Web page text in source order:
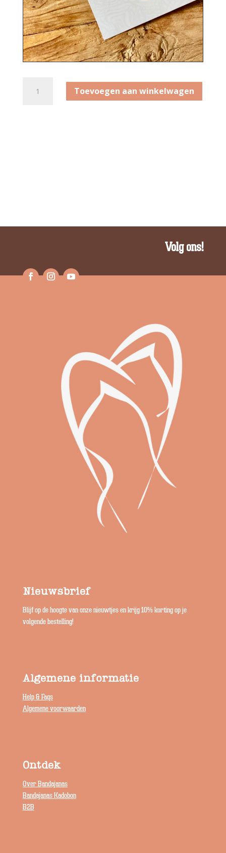
ketting
Toevoegen aan winkelwagen
Volg ons!
Nieuwsbrief
Blijf op de hoogte van onze nieuwtjes en krijg 10% korting op je
volgende bestelling!
Algemene informatie
Help & Faqs
Algemene voorwaarden
Ontdek
Over Bandajanas
Bandajanas Kadobon
B2B